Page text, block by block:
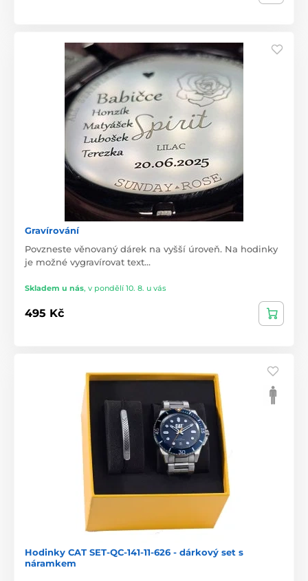
Gravírování
Povzneste věnovaný dárek na vyšší úroveň. Na hodinky
je možné vygravírovat text…
Skladem u nás, v pondělí 10. 8. u vás
495 Kč
Hodinky CAT SET-QC-141-11-626 - dárkový set s
náramkem